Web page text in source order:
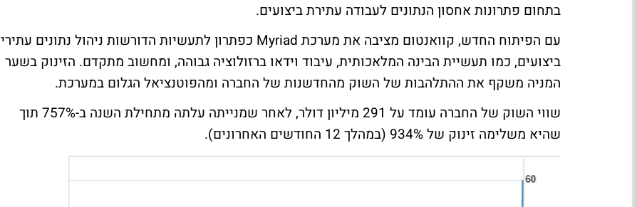
בתחום פתרונות אחסון הנתונים לעבודה עתירת ביצועים.
עם הפיתוח החדש, קוואנטום מציבה את מערכת Myriad כפתרון לתעשיות הדורשות ניהול נתונים עתירי
ביצועים, כמו תעשיית הבינה המלאכותית, עיבוד וידאו ברזולוציה גבוהה, ומחשוב מתקדם. הזינוק בשער
המניה משקף את ההתלהבות של השוק מהחדשנות של החברה ומהפוטנציאל הגלום במערכת.
שווי השוק של החברה עומד על 291 מיליון דולר, לאחר שמנייתה עלתה מתחילת השנה ב-757% תוך
שהיא משלימה זינוק של 934% (במהלך 12 החודשים האחרונים).